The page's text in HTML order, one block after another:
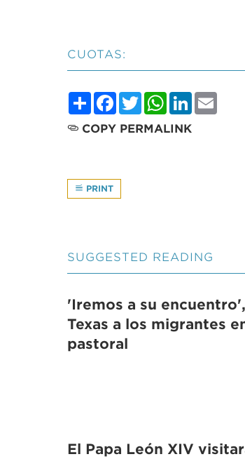
CUOTAS:
ShareFacebook
TwitterWhatsApp
LinkedIn
COPY PERMALINK
PRINT
SUGGESTED READING
'Iremos a su
Texas a los migrantes
pastoral
El Papa León XIV